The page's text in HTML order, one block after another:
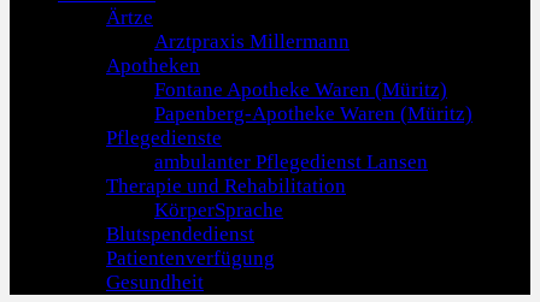
Ärtze
Arztpraxis Millermann
Apotheken
Fontane Apotheke Waren (Müritz)
Papenberg-Apotheke Waren (Müritz)
Pflegedienste
ambulanter Pflegedienst Lansen
Therapie und Rehabilitation
KörperSprache
Blutspendedienst
Patientenverfügung
Gesundheit